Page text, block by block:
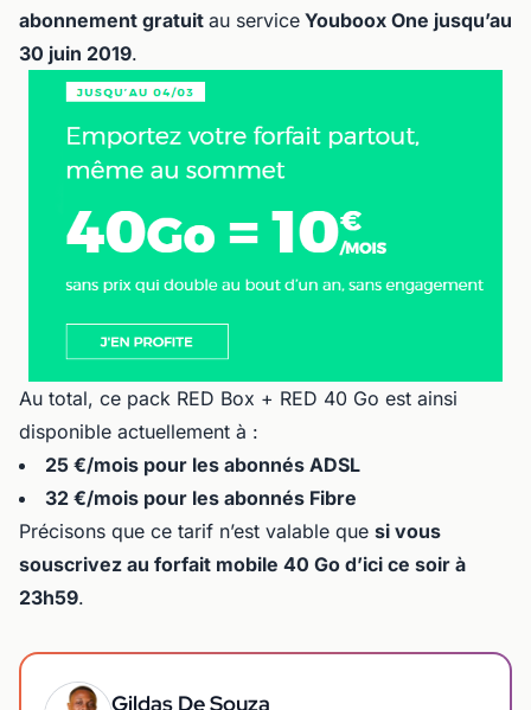
abonnement gratuit au service Youboox One jusqu’au
30 juin 2019.
Au total, ce pack RED Box + RED 40 Go est ainsi
disponible actuellement à :
25 €/mois pour les abonnés ADSL
32 €/mois pour les abonnés Fibre
Précisons que ce tarif n’est valable que si vous
souscrivez au forfait mobile 40 Go d’ici ce soir à
23h59.
Gildas De Souza